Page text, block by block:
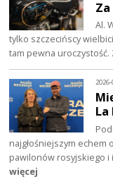
Al.
tylko szczecińscy
tam pewna uroczystość.
La
najgłośniejszym echem
pawilonów rosyjskiego i
więcej